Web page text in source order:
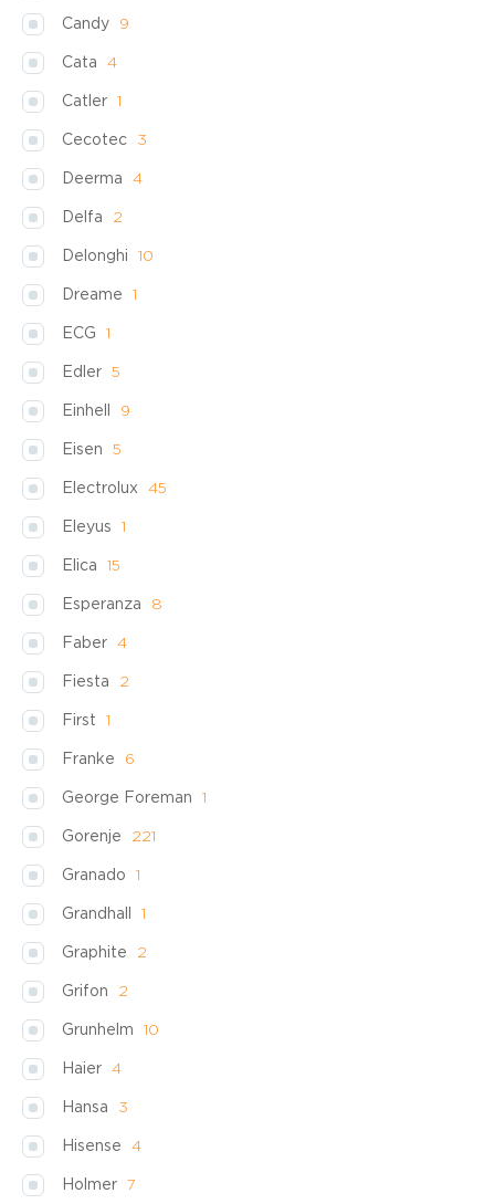
Candy 9
Cata 4
Catler 1
Cecotec 3
Deerma 4
Delfa 2
Delonghi 10
Dreame 1
ECG 1
Edler 5
Einhell 9
Eisen 5
Electrolux 45
Eleyus 1
Elica 15
Esperanza 8
Faber 4
Fiesta 2
First 1
Franke 6
George Foreman 1
Gorenje 221
Granado 1
Grandhall 1
Graphite 2
Grifon 2
Grunhelm 10
Haier 4
Hansa 3
Hisense 4
Holmer 7